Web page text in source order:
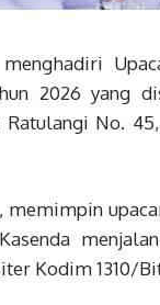
2026 yang
No.
Kodim 1310/